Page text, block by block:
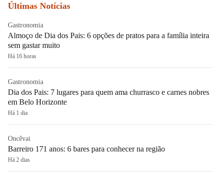
Últimas Notícias
Gastronomia
Almoço de Dia dos Pais: 6 opções de pratos para a família inteira
sem gastar muito
Há 16 horas
Gastronomia
Dia dos Pais: 7 lugares para quem ama churrasco e carnes nobres
em Belo Horizonte
Há 1 dia
Oncêvai
Barreiro 171 anos: 6 bares para conhecer na região
Há 2 dias